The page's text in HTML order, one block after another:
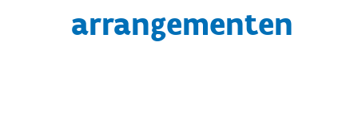
arrangementen